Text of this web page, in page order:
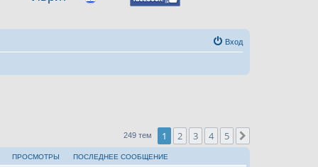
Вход
249 тем 1 2 3 4 5
ПРОСМОТРЫ ПОСЛЕДНЕЕ СООБЩЕНИЕ